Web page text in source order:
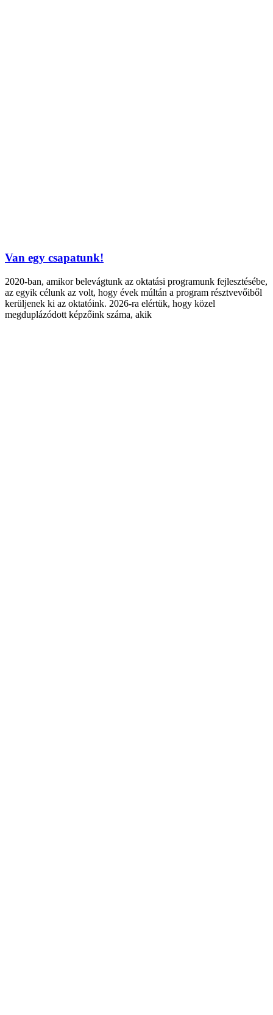
Van egy csapatunk!
2020-ban, amikor belevágtunk az oktatási programunk fejlesztésébe,
az egyik célunk az volt, hogy évek múltán a program résztvevőiből
kerüljenek ki az oktatóink. 2026-ra elértük, hogy közel
megduplázódott képzőink száma, akik